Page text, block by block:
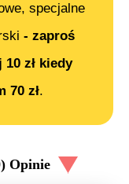
specjalne
- zaproś
zł kiedy
70 zł.
Opinie